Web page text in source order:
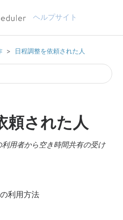
ヘルプサイト
日程調整を依頼された人
頼された人
用者から空き時間共有の受け
利用方法